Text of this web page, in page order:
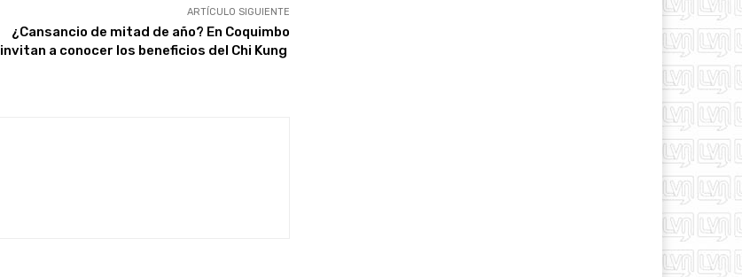
ARTÍCULO SIGUIENTE
¿Cansancio de mitad de año? En Coquimbo
invitan a conocer los beneficios del Chi Kung